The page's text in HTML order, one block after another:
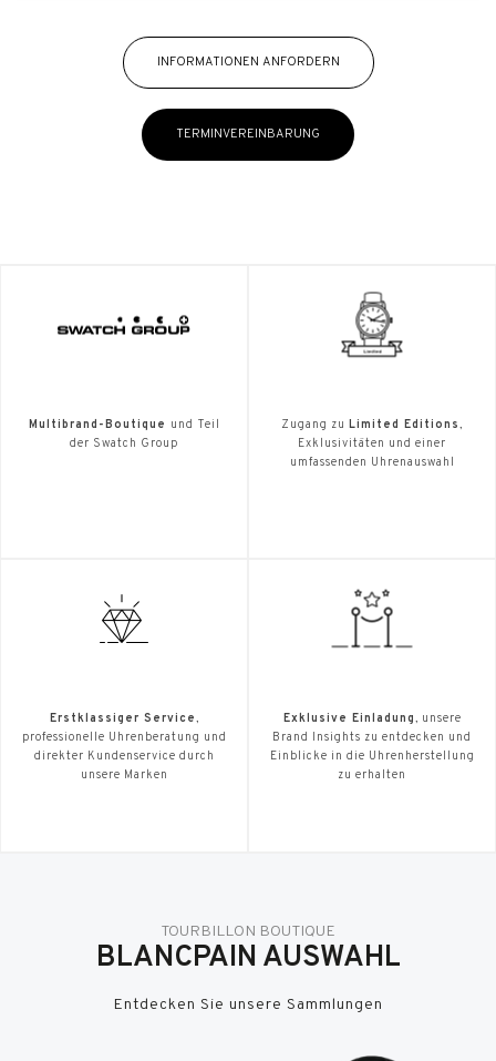
INFORMATIONEN ANFORDERN
TERMINVEREINBARUNG
Multibrand-Boutique
und Teil
der Swatch Group
Zugang zu Limited Editions,
Exklusivitäten und einer
umfassenden Uhrenauswahl
Erstklassiger Service,
professionelle Uhrenberatung und
direkter Kundenservice durch
unsere Marken
Exklusive Einladung, unsere
Brand Insights zu entdecken und
Einblicke in die Uhrenherstellung
zu erhalten
TOURBILLON BOUTIQUE
BLANCPAIN AUSWAHL
Entdecken Sie unsere Sammlungen